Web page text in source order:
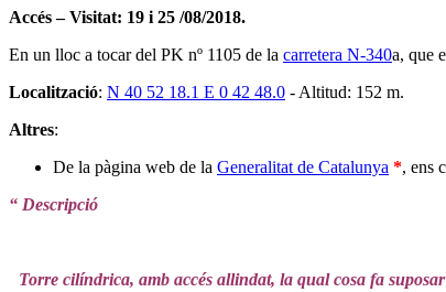
Accés – Visitat: 19 i 25 /08/2018.
En un lloc a tocar del PK nº 1105 de la carretera N-340a, que
Localització: N 40 52 18.1 E 0 42 48.0 - Altitud: 152 m.
Altres:
De la pàgina web de la Generalitat de Catalunya *, ens
“ Descripció
Torre cilíndrica, amb accés allindat, la qual cosa fa